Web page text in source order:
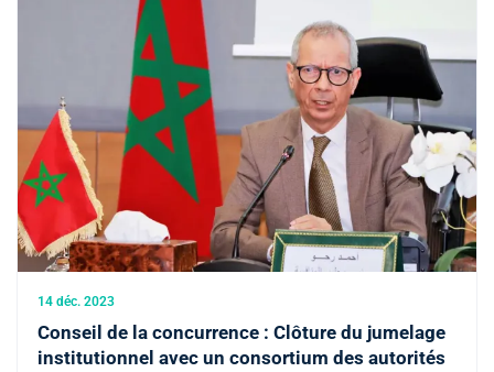
14 déc. 2023
Conseil de la concurrence : Clôture du jumelage
institutionnel avec un consortium des autorités